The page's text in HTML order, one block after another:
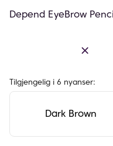
Depend EyeBrow
Tilgjengelig i 6 nyanser:
Dark Brown